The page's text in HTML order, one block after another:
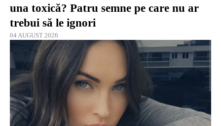
una toxică? Patru semne pe care nu ar
trebui să le ignori
04 AUGUST 2026